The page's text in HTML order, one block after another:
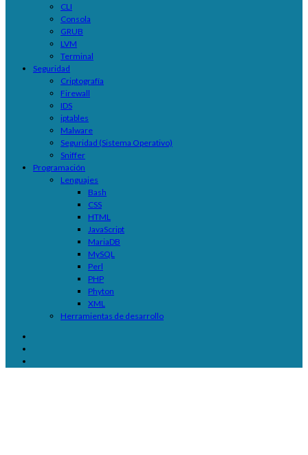
CLI
Consola
GRUB
LVM
Terminal
Seguridad
Criptografía
Firewall
IDS
iptables
Malware
Seguridad (Sistema Operativo)
Sniffer
Programación
Lenguajes
Bash
CSS
HTML
JavaScript
MariaDB
MySQL
Perl
PHP
Phyton
XML
Herramientas de desarrollo